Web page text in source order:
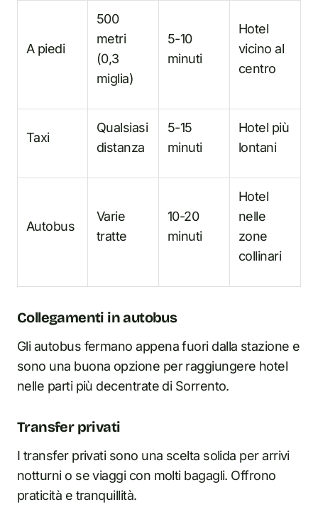
A piedi
500
metri
(0,3
miglia)
5-10
minuti
Hotel
vicino al
centro
Taxi
Qualsiasi
distanza
5-15
minuti
Hotel più
lontani
Autobus
Varie
tratte
10-20
minuti
Hotel
nelle
zone
collinari
Collegamenti inautobus
Gli autobus fermano appena fuori dalla stazione e
sono una buona opzione per raggiungere hotel
nelle parti più decentrate di Sorrento.
Transfer privati
I transfer privati sono una scelta solida per arrivi
notturni o se viaggi con molti bagagli. Offrono
praticità e tranquillità.